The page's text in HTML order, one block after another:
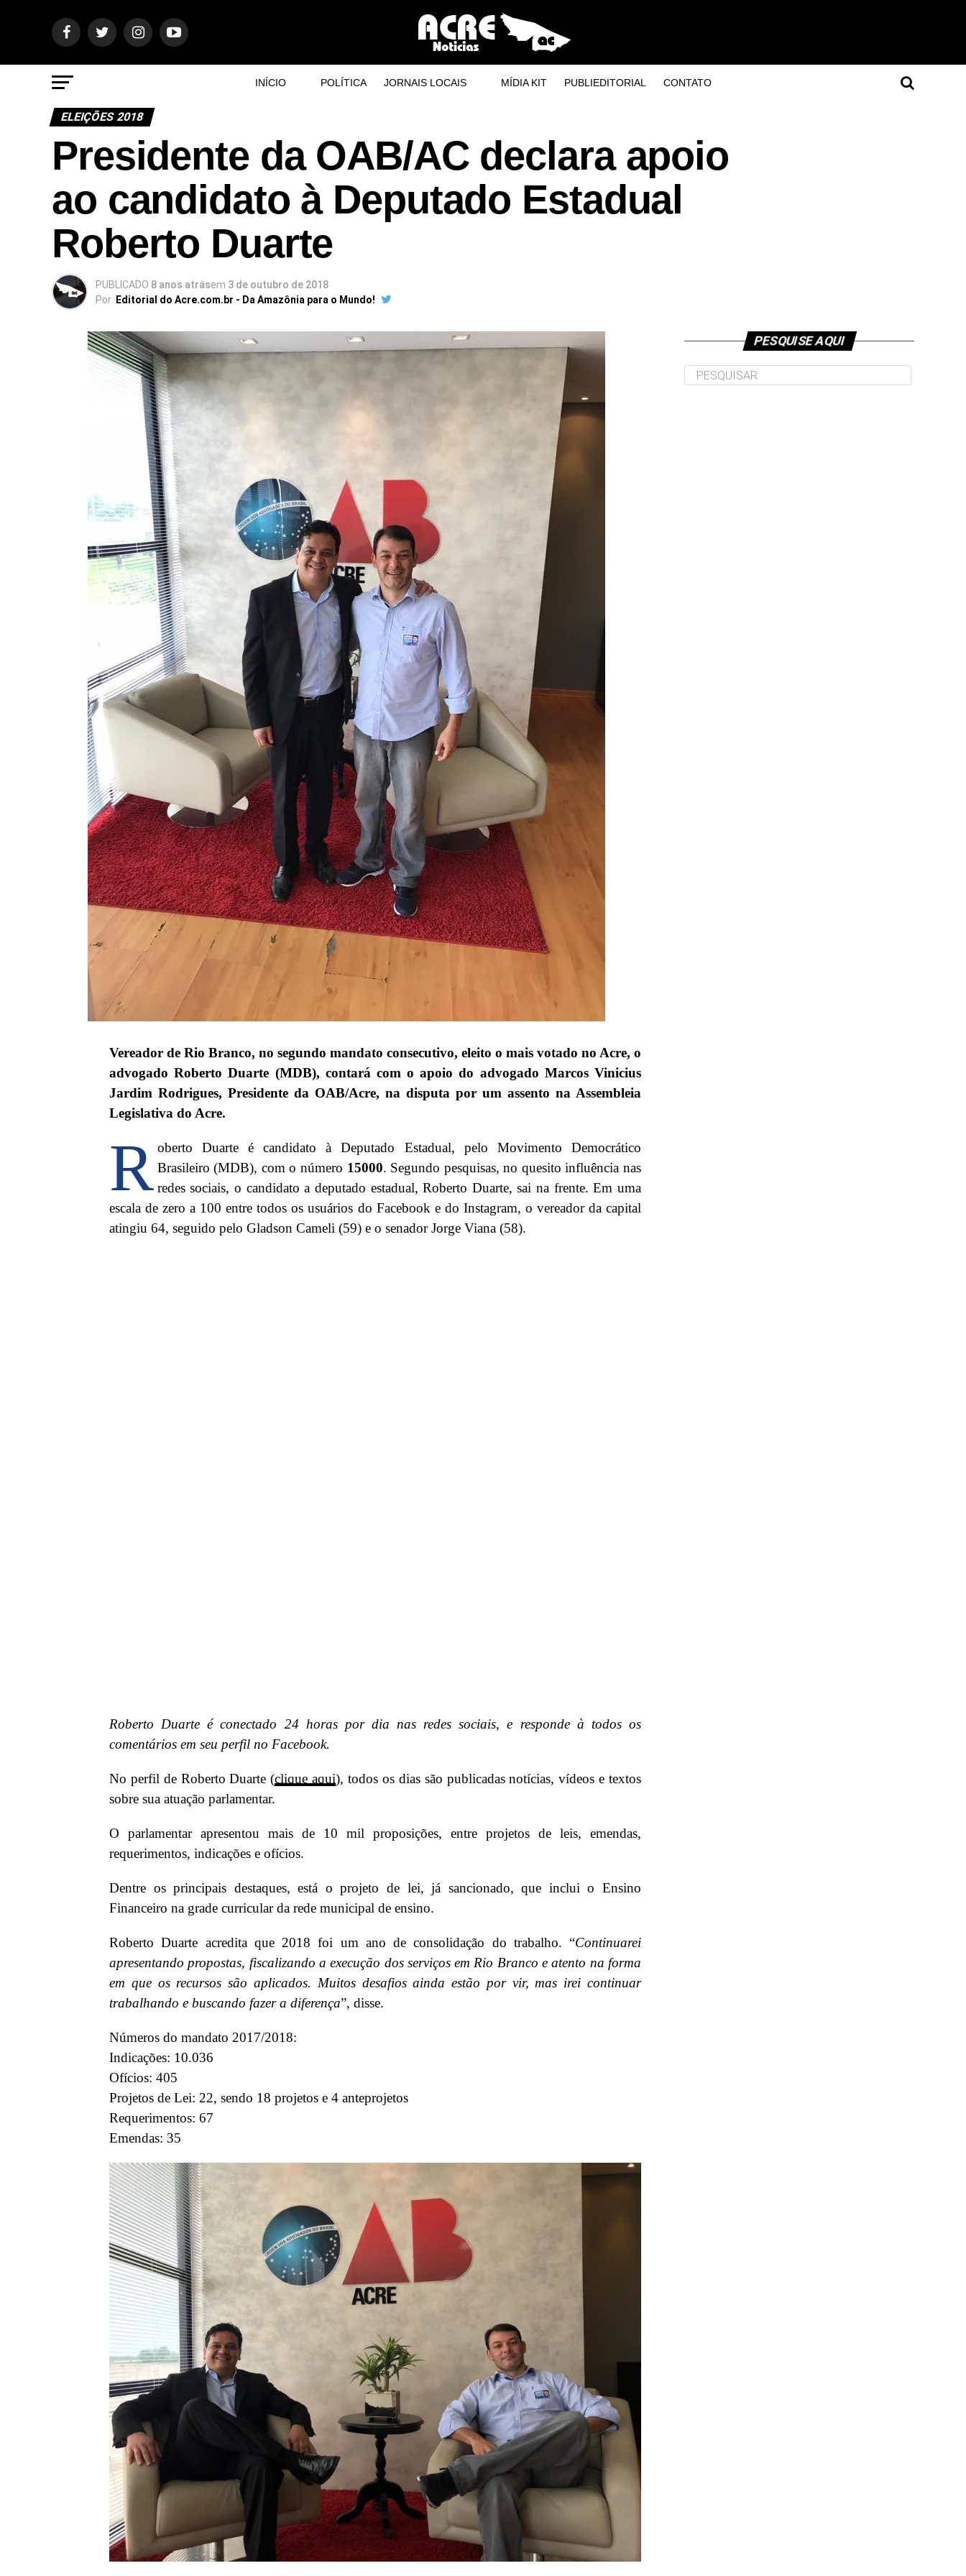
INÍCIO POLÍTICA JORNAIS LOCAIS MÍDIA KIT PUBLIEDITORIAL CONTATO
ELEIÇÕES 2018
Presidente da OAB/AC declara apoio
ao candidato à Deputado Estadual
Roberto Duarte
PUBLICADO 8 anos atrásem 3 de outubro de 2018
Por: Editorial do Acre.com.br - Da Amazônia para o Mundo!
Vereador de Rio Branco, no segundo mandato consecutivo, eleito o mais votado no Acre, o
advogado Roberto Duarte (MDB), contará com o apoio do advogado Marcos Vinicius
Jardim Rodrigues, Presidente da OAB/Acre, na disputa por um assento na Assembleia
Legislativa do Acre.
R oberto Duarte é candidato à Deputado Estadual, pelo Movimento Democrático
Brasileiro (MDB), com o número 15000. Segundo pesquisas, no quesito influência nas
redes sociais, o candidato a deputado estadual, Roberto Duarte, sai na frente. Em uma
escala de zero a 100 entre todos os usuários do Facebook e do Instagram, o vereador da capital
atingiu 64, seguido pelo Gladson Cameli (59) e o senador Jorge Viana (58).
Roberto Duarte é conectado 24 horas por dia nas redes sociais, e responde à todos os
comentários em seu perfil no Facebook.
No perfil de Roberto Duarte (clique aqui), todos os dias são publicadas notícias, vídeos e textos
sobre sua atuação parlamentar.
O parlamentar apresentou mais de 10 mil proposições, entre projetos de leis, emendas,
requerimentos, indicações e ofícios.
Dentre os principais destaques, está o projeto de lei, já sancionado, que inclui o Ensino
Financeiro na grade curricular da rede municipal de ensino.
Roberto Duarte acredita que 2018 foi um ano de consolidação do trabalho. “Continuarei
apresentando propostas, fiscalizando a execução dos serviços em Rio Branco e atento na forma
em que os recursos são aplicados. Muitos desafios ainda estão por vir, mas irei continuar
trabalhando e buscando fazer a diferença”, disse.
Números do mandato 2017/2018:
Indicações: 10.036
Ofícios: 405
Projetos de Lei: 22, sendo 18 projetos e 4 anteprojetos
Requerimentos: 67
Emendas: 35
PESQUISE AQUI